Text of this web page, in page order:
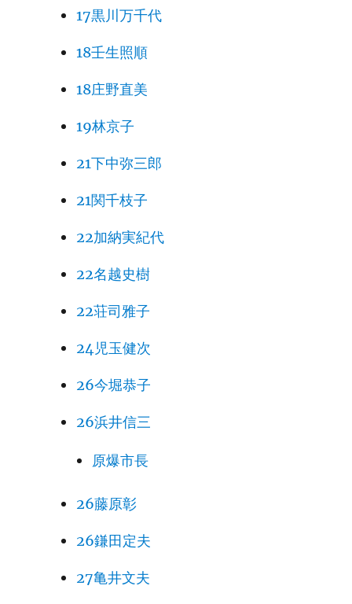
17黒川万千代
18壬生照順
18庄野直美
19林京子
21下中弥三郎
21関千枝子
22加納実紀代
22名越史樹
22荘司雅子
24児玉健次
26今堀恭子
26浜井信三
原爆市長
26藤原彰
26鎌田定夫
27亀井文夫